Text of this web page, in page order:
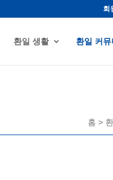
회
환일 생활 환일 커뮤
홈 >